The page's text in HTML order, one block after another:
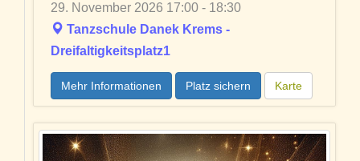
29. November 2026 17:00 - 18:30
Tanzschule Danek Krems -
Dreifaltigkeitsplatz1
Mehr Informationen Platz sichern Karte